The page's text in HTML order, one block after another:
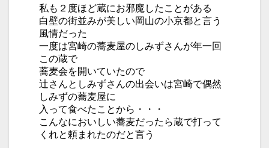
私も２度ほど蔵にお邪魔したことがある
白壁の街並みが美しい岡山の小京都と言う
風情だった
一度は宮崎の蕎麦屋のしみずさんが年一回
この蔵で
蕎麦会を開いていたので
辻さんとしみずさんの出会いは宮崎で偶然
しみずの蕎麦屋に
入って食べたことから・・・
こんなにおいしい蕎麦だったら蔵で打って
くれと頼まれたのだと言う